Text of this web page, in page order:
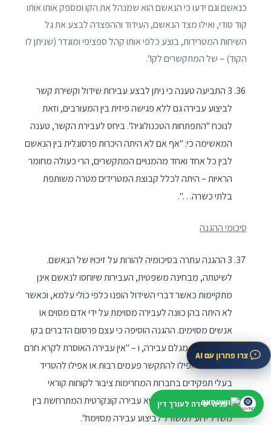
כנאשם וגם ידעו כי הנאשם הוא שמנהל את הקו ומספק אותו אותו
קוד סודי, ואילו מצד הנאשם, העידוד וההפצרה לבצע את גל
השיחות המטרידות, בוצע כלפי אותו קהל ספציפי ומוגדר (שניתן לו
הקוד) – של המתקשרים לקו".
3 התביעה טענה כי ניתן לבצע עבירות שידול וקשירת קשר
לביצוע עבירה גם ללא פגישה פיזית בין המעורבים, וזאת
לנוכח "התפתחות הטכנולוגיה". ביחס לעבירת הקשר, טענה
המאשימה כי: "אף אם לא היתה היכרות פרסונלית בין הנאשם
לבין כל אחד ואחד מהמנויים המתקשרים, הרי כעולה מחומר
הראיות – היתה לכלל קבוצת המטרידים מטרה משותפת
בלתי כשרה…".
סיכומי ההגנה
3 ההגנה עתרה בסיכומיה להורות על זיכויו של הנאשם.
לשיטתה, מבחינה משפטית, העבירות שיוחסו לנאשם אינן
מתקיימות כאשר דברי השידול הופנו כלפי כולי עלמא, וכאשר
לא היתה בהן כוונה לעבירה מסוימת על ידי אדם מסוים או
אנשים מסוימים. ההגנה הוסיפה כי עצם פרסום הדברים בקו
המאבק אינו מגלם עבירה, ו – "אין עבירה האוסרת לקרא חרם
צרכנים או אפילו להתקשר פעמים רבות או אפילו להטריד
בעלי תפקידים בחברות המחרימות ציבור לקוחות קוראי
הפלס. עבירת השידול היא עבירה קונקרטית המתרחשת בין
משדל ידוע למשודל לביצוע עבירה מסוימת".
צרו פתרון עם AI
פניה ישירה לעורך דין